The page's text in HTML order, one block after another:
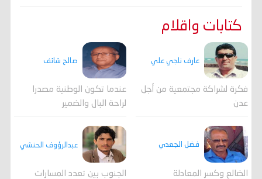
كتابات واقلام
عارف ناجي علي
فكرة لشراكة مجتمعية من أجل
عدن
صالح شائف
عندما تكون الوطنية مصدرا
لراحة البال والضمير
فضل الجعدي
الضالع وكسر المعادلة
عبدالرؤوف الحنشي
الجنوب بين تعدد المسارات